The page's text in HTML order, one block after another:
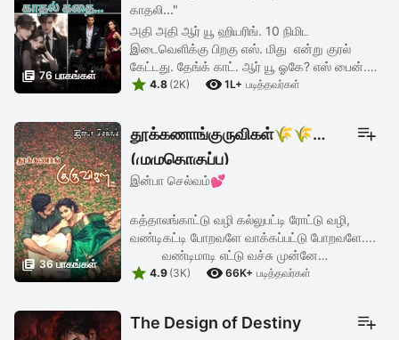
 76 பாகங்கள்
காதலி..."
அதி அதி ஆர் யூ ஹியரிங். 10 நிமிட
இடைவெளிக்கு பிறகு எஸ். மிது என்று குரல்
கேட்டது. தேங்க் காட். ஆர் யூ ஓகே? எஸ் பைன்.
மெக்சிகோவில் உள்ள ஆழ் கடலில் நீந்தி கொண்டு
 4.8 (2K)  1L+ படித்தவர்கள்
 36 பாகங்கள்
தூக்கணாங்குருவிகள்🌾🌾🌾
(முழுதொகுப்பு)
இன்பா செல்வம்💕
கத்தாலங்காட்டு வழி கல்லுபட்டி ரோட்டு வழி,
வண்டிகட்டி போறவளே வாக்கப்பட்டு போறவளே....
வண்டிமாடி எட்டு வச்சு முன்னே
போகுத்தம்மா, வாக்கப்பட்ட பொண்ணு மனம்
 4.9 (3K)  66K+ படித்தவர்கள்
The Design of Destiny